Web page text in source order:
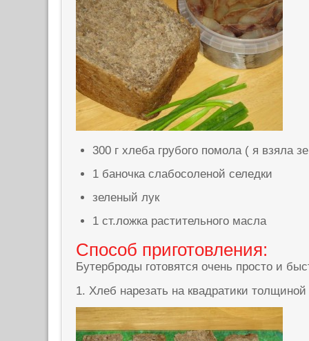
300 г хлеба грубого помола ( я взяла
1 баночка слабосоленой селедки
зеленый лук
1 ст.ложка растительного масла
Способ приготовления:
Бутерброды готовятся очень просто и
1. Хлеб нарезать на квадратики